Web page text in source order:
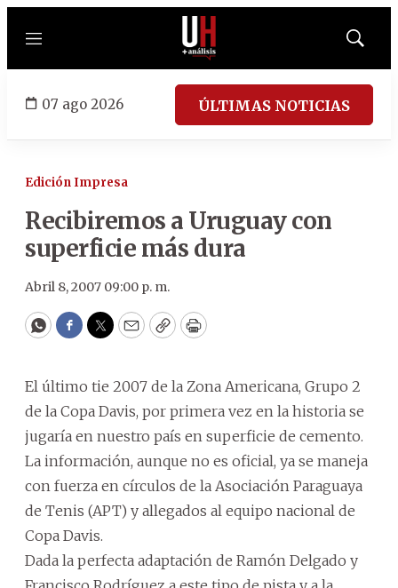
Menú
Mostrar
07 ago 2026 ÚLTIMAS NOTICIAS
Edición Impresa
Recibiremos a Uruguay con
superficie más dura
Abril 8, 2007 09:00 p. m.
WhatsApp
Facebook
Twitter
EmailCopyPrint
El último tie 2007 de la Zona Americana, Grupo 2
de la Copa Davis, por primera vez en la historia se
jugaría en nuestro país en superficie de cemento.
La información, aunque no es oficial, ya se maneja
con fuerza en círculos de la Asociación Paraguaya
de Tenis (APT) y allegados al equipo nacional de
Copa Davis.
Dada la perfecta adaptación de Ramón Delgado y